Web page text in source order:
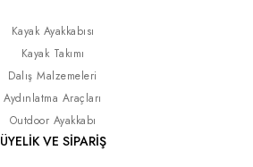
Kayak Ayakkabısı
Kayak Takımı
Dalış Malzemeleri
Aydınlatma Araçları
Outdoor Ayakkabı
ÜYELİK VE SİPARİŞ